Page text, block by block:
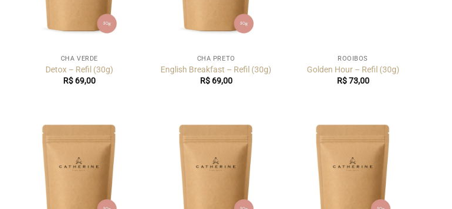
CHÁ VERDE
Detox – Refil (30g)
R$69,00
CHÁ PRETO
English Breakfast – Refil (30g)
R$69,00
ROOIBOS
Golden Hour – Refil (30g)
R$73,00